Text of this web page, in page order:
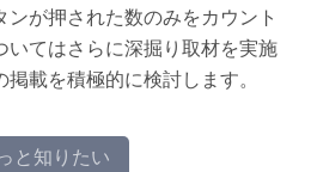
が押された数のみをカウント
いてはさらに深掘り取材を実施
載を積極的に検討します。
と知りたい